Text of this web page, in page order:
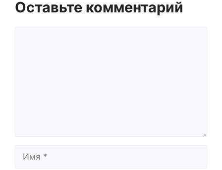
Оставьте комментарий
Имя